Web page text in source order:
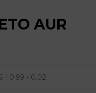
AUR
| 0.99 - 0.02